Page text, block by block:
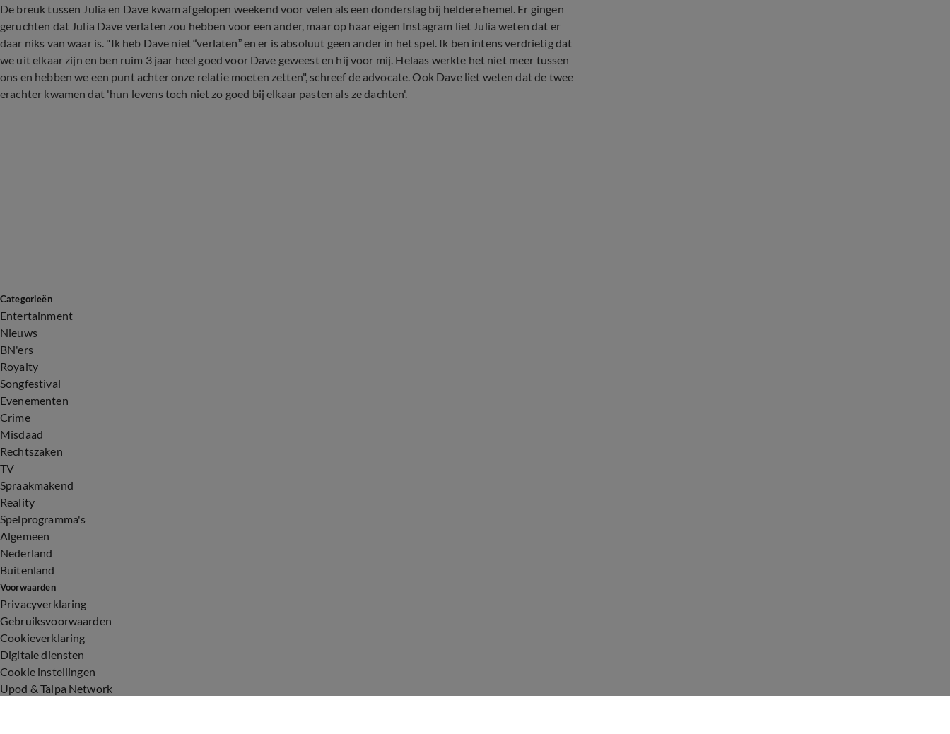
De breuk tussen Julia en Dave kwam afgelopen weekend voor velen als een donderslag bij heldere hemel. Er gingen
geruchten dat Julia Dave verlaten zou hebben voor een ander, maar op haar eigen Instagram liet Julia weten dat er
daar niks van waar is. "Ik heb Dave niet “verlaten” en er is absoluut geen ander in het spel. Ik ben intens verdrietig dat
we uit elkaar zijn en ben ruim 3 jaar heel goed voor Dave geweest en hij voor mij. Helaas werkte het niet meer tussen
ons en hebben we een punt achter onze relatie moeten zetten", schreef de advocate. Ook Dave liet weten dat de twee
erachter kwamen dat 'hun levens toch niet zo goed bij elkaar pasten als ze dachten'.
Categorieën
Entertainment
Nieuws
BN'ers
Royalty
Songfestival
Evenementen
Crime
Misdaad
Rechtszaken
TV
Spraakmakend
Reality
Spelprogramma's
Algemeen
Nederland
Buitenland
Voorwaarden
Privacyverklaring
Gebruiksvoorwaarden
Cookieverklaring
Digitale diensten
Cookie instellingen
Upod & Talpa Network